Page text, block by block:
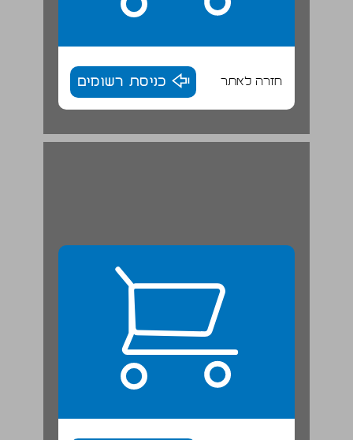
חזרה לאתר כניסת רשומים